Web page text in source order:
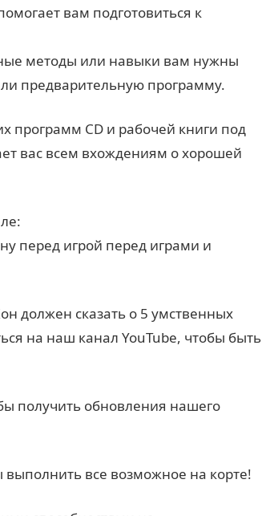
вам подготовиться к
методы или навыки вам нужны
предварительную программу.
программ CD и рабочей книги под
вас всем вхождениям о хорошей
перед игрой перед играми и
должен сказать о 5 умственных
на наш канал YouTube, чтобы быть
получить обновления нашего
все возможное на корте!